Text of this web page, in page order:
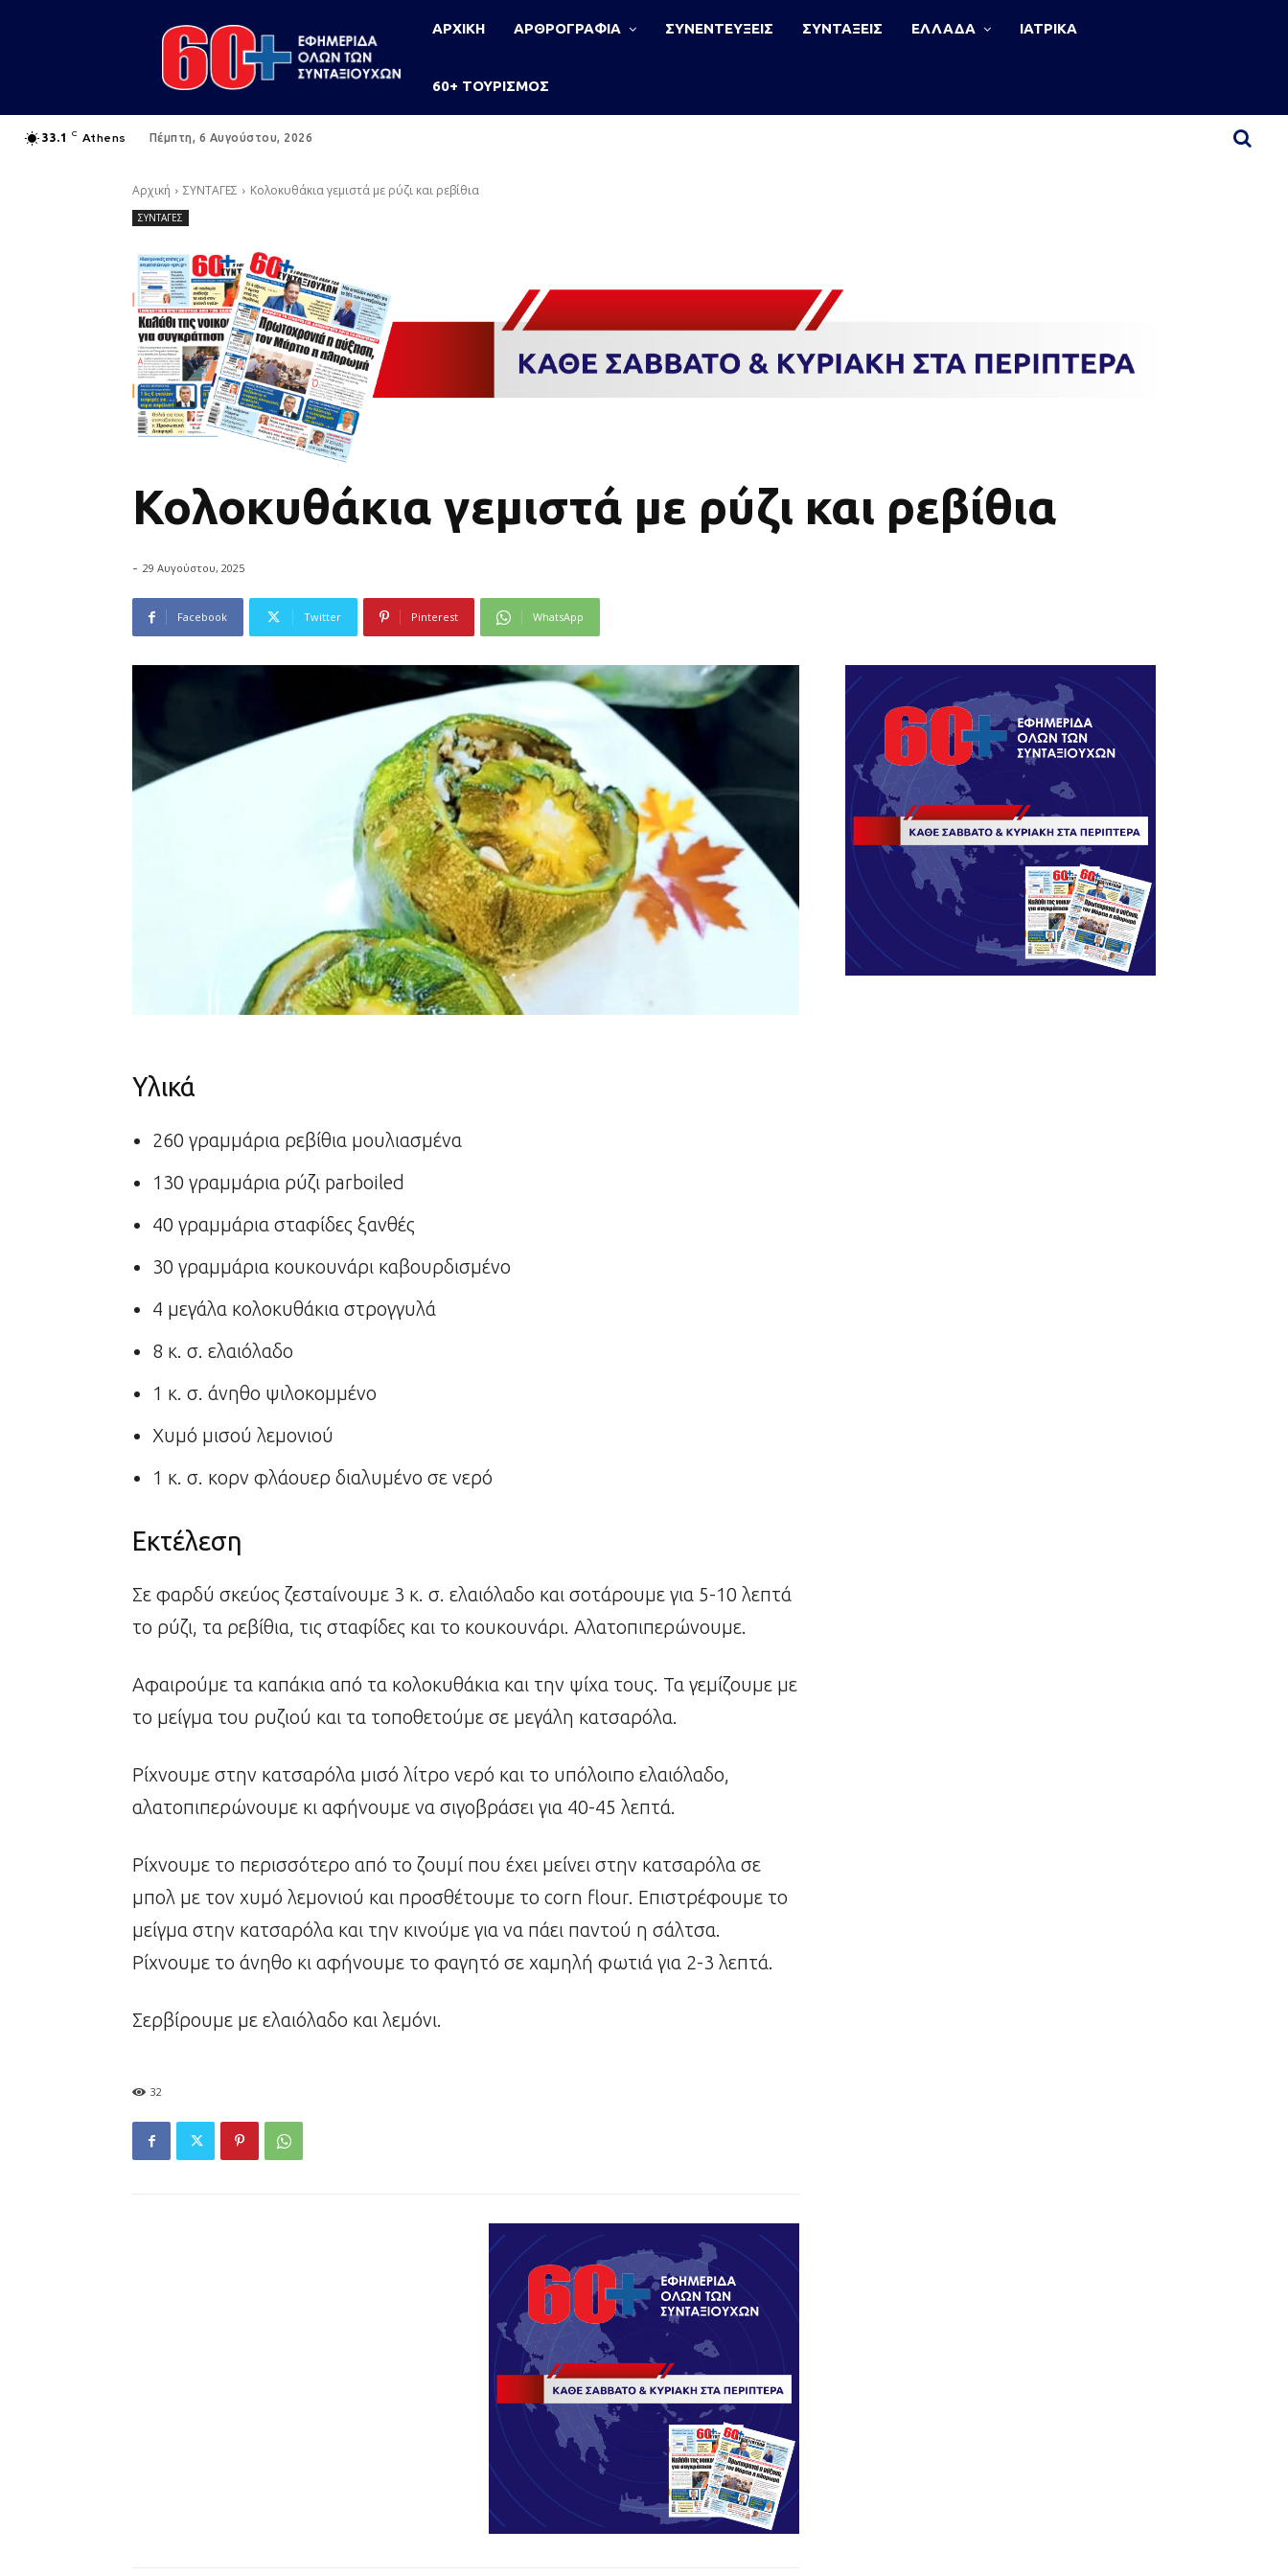
ΑΡΧΙΚΗ ΑΡΘΡΟΓΡΑΦΙΑ ΣΥΝΕΝΤΕΥΞΕΙΣ ΣΥΝΤΑΞΕΙΣ ΕΛΛΑΔΑ ΙΑΤΡΙΚΑ
60+ ΤΟΥΡΙΣΜΟΣ
33.1 C Athens Πέμπτη, 6 Αυγούστου, 2026
Αρχική ΣΥΝΤΑΓΕΣ Κολοκυθάκια γεμιστά με ρύζι και ρεβίθια
ΣΥΝΤΑΓΕΣ
Κολοκυθάκια γεμιστά με ρύζι και ρεβίθια
- 29 Αυγούστου, 2025
Facebook Twitter Pinterest WhatsApp
Υλικά
260 γραμμάρια ρεβίθια μουλιασμένα
130 γραμμάρια ρύζι parboiled
40 γραμμάρια σταφίδες ξανθές
30 γραμμάρια κουκουνάρι καβουρδισμένο
4 μεγάλα κολοκυθάκια στρογγυλά
8 κ. σ. ελαιόλαδο
1 κ. σ. άνηθο ψιλοκομμένο
Χυμό μισού λεμονιού
1 κ. σ. κορν φλάουερ διαλυμένο σε νερό
Εκτέλεση
Σε φαρδύ σκεύος ζεσταίνουμε 3 κ. σ. ελαιόλαδο και σοτάρουμε για 5-10 λεπτά
το ρύζι, τα ρεβίθια, τις σταφίδες και το κουκουνάρι. Αλατοπιπερώνουμε.
Αφαιρούμε τα καπάκια από τα κολοκυθάκια και την ψίχα τους. Τα γεμίζουμε με
το μείγμα του ρυζιού και τα τοποθετούμε σε μεγάλη κατσαρόλα.
Ρίχνουμε στην κατσαρόλα μισό λίτρο νερό και το υπόλοιπο ελαιόλαδο,
αλατοπιπερώνουμε κι αφήνουμε να σιγοβράσει για 40-45 λεπτά.
Ρίχνουμε το περισσότερο από το ζουμί που έχει μείνει στην κατσαρόλα σε
μπολ με τον χυμό λεμονιού και προσθέτουμε το corn flour. Επιστρέφουμε το
μείγμα στην κατσαρόλα και την κινούμε για να πάει παντού η σάλτσα.
Ρίχνουμε το άνηθο κι αφήνουμε το φαγητό σε χαμηλή φωτιά για 2-3 λεπτά.
Σερβίρουμε με ελαιόλαδο και λεμόνι.
32